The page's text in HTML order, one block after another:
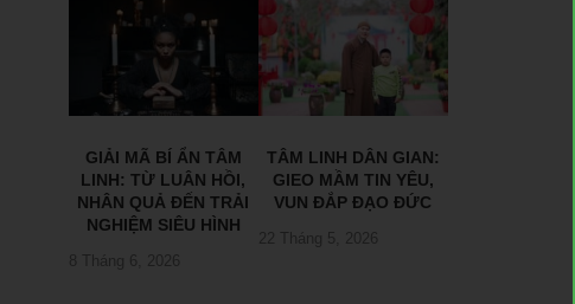
GIẢI MÃ BÍ ẨN TÂM
LINH: TỪ LUÂN HỒI,
NHÂN QUẢ ĐẾN TRẢI
NGHIỆM SIÊU HÌNH
8 Tháng 6, 2026
TÂM LINH DÂN GIAN:
GIEO MẦM TIN YÊU,
VUN ĐẮP ĐẠO ĐỨC
22 Tháng 5, 2026